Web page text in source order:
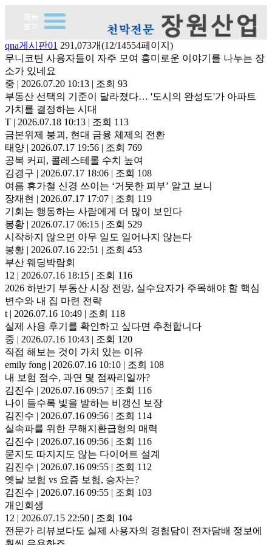
qna게시판01 291,073개(12/14554페이지)
무니코틴 사용자들이 자주 모여 흥미로운 이야기를 나누는 장
소가 있네요
중 | 2026.07.20 10:13 | 조회 93
부동산 선택의 기준이 달라졌다… '도시의 완성도'가 아파트
가치를 결정하는 시대
T | 2026.07.18 10:13 | 조회 113
금본위제 붕괴, 현대 금융 체제의 전환
태양 | 2026.07.17 19:56 | 조회 769
공복 커피, 콜레스테롤 수치 높여
김경구 | 2026.07.17 18:06 | 조회 108
여름 휴가철 신경 쓰이는 ‘거뭇한 피부’ 알고 보니
장재현 | 2026.07.17 17:07 | 조회 119
기회는 행동하는 사람에게 더 많이 보인다
봉황 | 2026.07.17 06:15 | 조회 529
시작하지 않으면 아무 일도 일어나지 않는다
봉황 | 2026.07.16 22:51 | 조회 453
부산 웨딩박람회
12 | 2026.07.16 18:15 | 조회 116
2026 하반기 부동산 시장 전망, 실수요자가 주목해야 할 핵심
변수와 내 집 마련 전략
t | 2026.07.16 10:49 | 조회 118
실제 사용 후기를 확인하고 싶다면 추천합니다
중 | 2026.07.16 10:43 | 조회 120
직접 해보는 것이 가치 있는 이유
emily fong | 2026.07.16 10:10 | 조회 108
내 보험 점수, 과연 몇 점짜리일까?
김진수 | 2026.07.16 09:57 | 조회 116
나이 들수록 빛을 발하는 비갱신 보장
김진수 | 2026.07.16 09:56 | 조회 114
실속파를 위한 무해지환급형의 매력
김진수 | 2026.07.16 09:56 | 조회 116
묻지도 따지지도 않는 다이어트 설계
김진수 | 2026.07.16 09:55 | 조회 112
옛날 보험 vs 요즘 보험, 승자는?
김진수 | 2026.07.16 09:55 | 조회 103
개인회생
12 | 2026.07.15 22:50 | 조회 104
전문가 리뷰보다도 실제 사용자의 경험담이 전자담배 정보에